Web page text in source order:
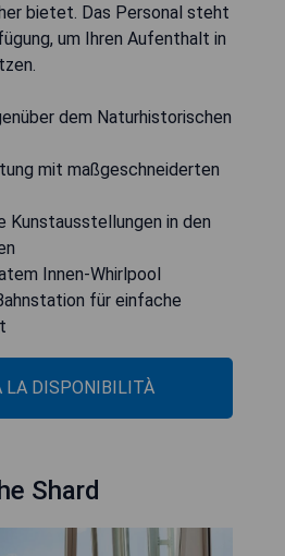
bietet. Das Personal steht
um Ihren Aufenthalt in
dem Naturhistorischen
mit maßgeschneiderten
Kunstausstellungen in den
Innen-Whirlpool
für einfache
LA DISPONIBILITÀ
Shard